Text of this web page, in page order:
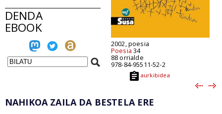
DENDA
EBOOK
2002, poesia
Poesia 34
88 orrialde
978-84-95511-52-2
aurkibidea
NAHIKOA ZAILA DA BESTELA ERE